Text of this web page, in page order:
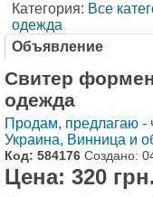
Категория: Все
одежда
Объявление
Свитер
одежда
Продам, предлагаю -
Украина, Винница и
Код: 584176 Создано:
Цена: 320